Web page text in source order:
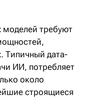
моделей требуют
Типичный дата-
ИИ, потребляет
около
строящиеся